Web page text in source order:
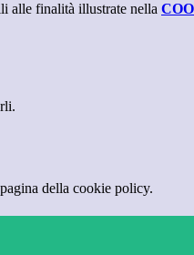
alle finalità illustrate nella
della cookie policy.